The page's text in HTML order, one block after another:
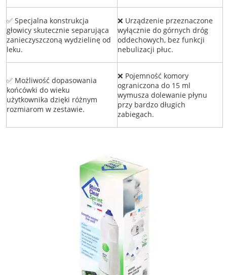
✅ Specjalna konstrukcja
głowicy skutecznie separująca
zanieczyszczoną wydzielinę od
leku.
❌ Urządzenie przeznaczone
wyłącznie do górnych dróg
oddechowych, bez funkcji
nebulizacji płuc.
✅ Możliwość dopasowania
końcówki do wieku
użytkownika dzięki różnym
rozmiarom w zestawie.
❌ Pojemność komory
ograniczona do 15 ml
wymusza dolewanie płynu
przy bardzo długich
zabiegach.